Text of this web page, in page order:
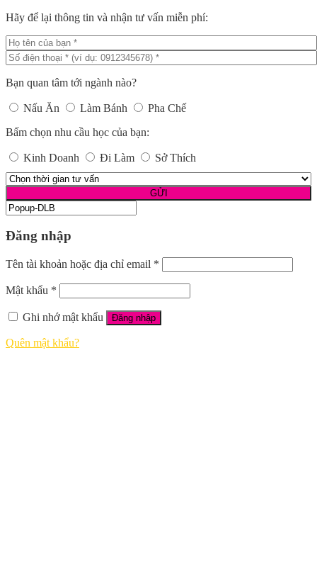
Hãy để lại thông tin và nhận tư vấn miễn phí:
Bạn quan tâm tới ngành nào?
Nấu Ăn Làm Bánh
Pha Chế
Bấm chọn nhu cầu học của bạn:
Kinh Doanh Đi Làm Sở Thích
Đăng nhập
Tên tài khoản hoặc địa chỉ email *
Mật khẩu *
Ghi nhớ mật khẩu Đăng nhập
Quên mật khẩu?